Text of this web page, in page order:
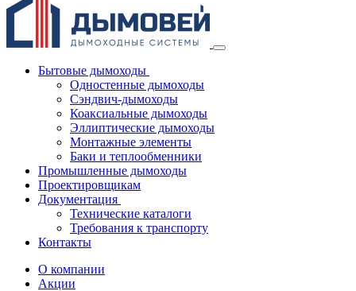
Бытовые дымоходы
Одностенные дымоходы
Сэндвич-дымоходы
Коаксиальные дымоходы
Эллиптические дымоходы
Монтажные элементы
Баки и теплообменники
Промышленные дымоходы
Проектировщикам
Документация
Технические каталоги
Требования к транспорту
Контакты
О компании
Акции